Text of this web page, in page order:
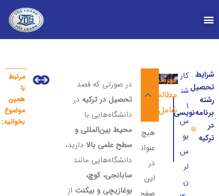
شرایط
تحصیل
رشته
برنامه‌نویسی
در
ترکیه
کار
شن
ا
س
یو
س
لر
ن
فهرست
مطالب
شامل:
هیچ
عنوانی
در
این
صفحه
در صورتی که قصد
تحصیل در ترکیه در
دانشگاه‌هایی با
محیط بین‌المللی و
سطح علمی بالادارید،
دانشگاه‌هایی مانند
سابانجی، کوچ،
بوغازیچی و بیکنت از
دانشگاه آنادولو اسکی
شانس قبولی در
مرتبط
با
همین
موضوع
بخوانید: